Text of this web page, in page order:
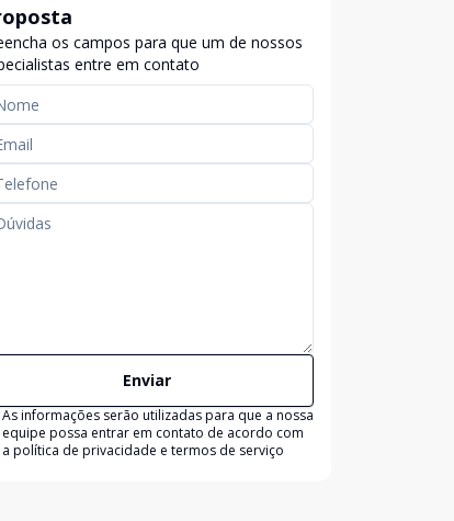
os campos para que um de nossos
entre em contato
Enviar
As informações serão utilizadas para que a nossa
equipe possa entrar em contato de acordo com
a política de privacidade e termos de serviço